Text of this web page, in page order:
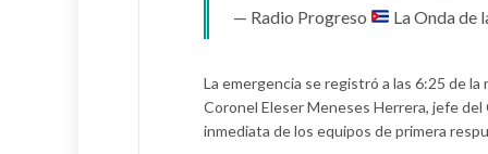
— Radio Progreso
La Onda de
La emergencia se registró a las 6:25 de
Coronel Eleser Meneses Herrera, jefe del
inmediata de los equipos de primera